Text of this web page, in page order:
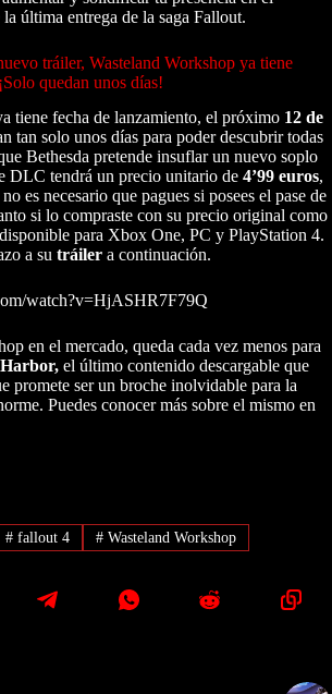
última entrega de la saga Fallout.
tráiler, Wasteland Workshop ya tiene
quedan unos días!
tiene fecha de lanzamiento, el próximo 12 de
tan solo unos días para poder descubrir todas
Bethesda pretende insuflar un nuevo soplo
DLC tendrá un precio unitario de 4’99 euros,
es necesario que pagues si posees el pase de
si lo compraste con su precio original como
para Xbox One, PC y PlayStation 4.
a su tráiler a continuación.
watch?v=HjASHR7F79Q
en el mercado, queda cada vez menos para
el último contenido descargable que
promete ser un broche inolvidable para la
Puedes conocer más sobre el mismo en
# fallout 4 # Wasteland Workshop